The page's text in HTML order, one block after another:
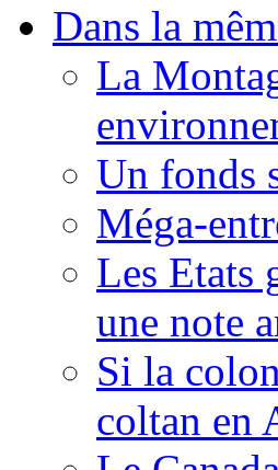
Dans la
La
Un fonds
Méga-
Les Etats
une note
Si la
coltan en